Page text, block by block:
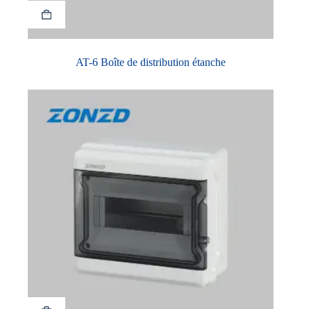
AT-6 Boîte de distribution étanche